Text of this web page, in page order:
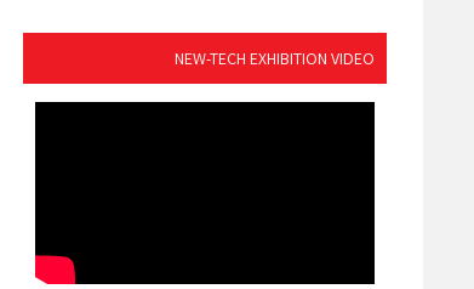
NEW-TECH EXHIBITION VIDEO